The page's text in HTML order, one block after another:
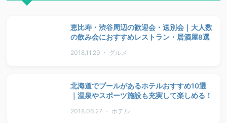
恵比寿・渋谷周辺の歓迎会・送別会｜大人数
の飲み会におすすめレストラン・居酒屋8選
2018.11.29 ・ グルメ
北海道でプールがあるホテルおすすめ10選
｜温泉やスポーツ施設も充実して楽しめる！
2018.06.27 ・ ホテル